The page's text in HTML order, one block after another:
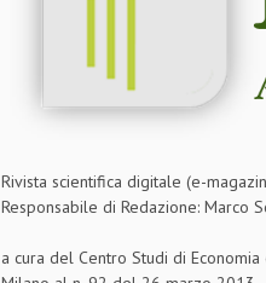
Rivista scientifica digitale (e-
Responsabile di Redazione: Marco
a cura del Centro Studi di